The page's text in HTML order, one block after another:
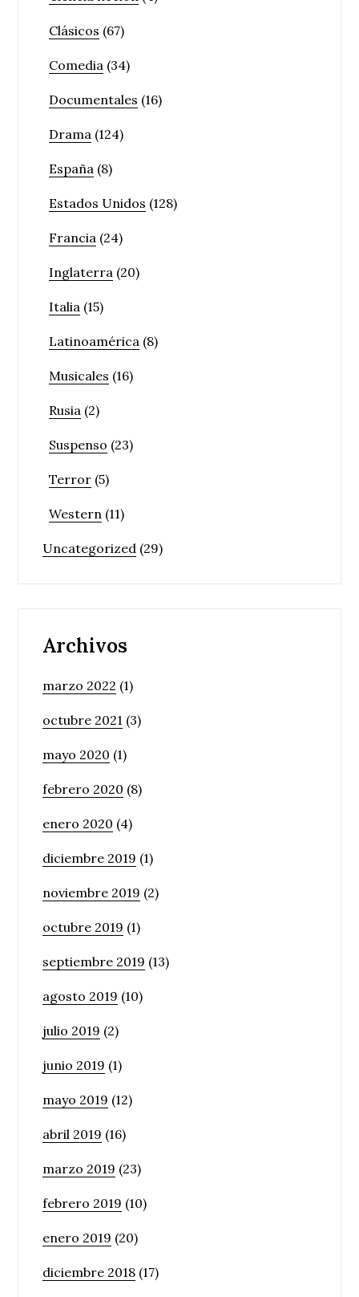
Clásicos (67)
Comedia (34)
Documentales (16)
Drama (124)
España (8)
Estados Unidos (128)
Francia (24)
Inglaterra (20)
Italia (15)
Latinoamérica (8)
Musicales (16)
Rusia (2)
Suspenso (23)
Terror (5)
Western (11)
Uncategorized (29)
Archivos
marzo 2022 (1)
octubre 2021 (3)
mayo 2020 (1)
febrero 2020 (8)
enero 2020 (4)
diciembre 2019 (1)
noviembre 2019 (2)
octubre 2019 (1)
septiembre 2019 (13)
agosto 2019 (10)
julio 2019 (2)
junio 2019 (1)
mayo 2019 (12)
abril 2019 (16)
marzo 2019 (23)
febrero 2019 (10)
enero 2019 (20)
diciembre 2018 (17)